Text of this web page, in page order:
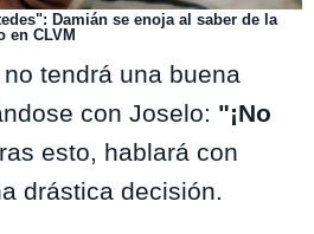
Damián se enoja al saber de la
en CLVM
tendrá una buena
con Joselo: "¡No
esto, hablará con
drástica decisión.